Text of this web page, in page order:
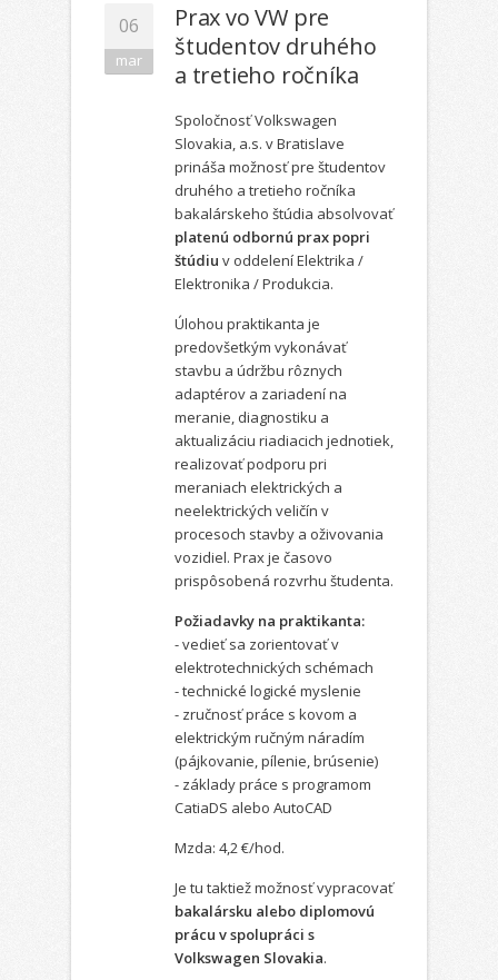
06
mar
Prax vo VW pre
študentov druhého
a tretieho ročníka
Spoločnosť Volkswagen
Slovakia, a.s. v Bratislave
prináša možnosť pre študentov
druhého a tretieho ročníka
bakalárskeho štúdia absolvovať
platenú odbornú prax popri
štúdiu v oddelení Elektrika /
Elektronika / Produkcia.
Úlohou praktikanta je
predovšetkým vykonávať
stavbu a údržbu rôznych
adaptérov a zariadení na
meranie, diagnostiku a
aktualizáciu riadiacich jednotiek,
realizovať podporu pri
meraniach elektrických a
neelektrických veličín v
procesoch stavby a oživovania
vozidiel. Prax je časovo
prispôsobená rozvrhu študenta.
Požiadavky na praktikanta:
- vedieť sa zorientovať v
elektrotechnických schémach
- technické logické myslenie
- zručnosť práce s kovom a
elektrickým ručným náradím
(pájkovanie, pílenie, brúsenie)
- základy práce s programom
CatiaDS alebo AutoCAD
Mzda: 4,2 €/hod.
Je tu taktiež možnosť vypracovať
bakalársku alebo diplomovú
prácu v spolupráci s
Volkswagen Slovakia.